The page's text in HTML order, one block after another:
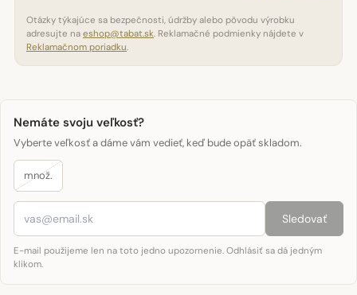
Otázky týkajúce sa bezpečnosti, údržby alebo pôvodu výrobku
adresujte na eshop@tabat.sk. Reklamačné podmienky nájdete v
Reklamačnom poriadku.
Nemáte svoju veľkosť?
Vyberte veľkosť a dáme vám vedieť, keď bude opäť skladom.
množ.
Sledovať
E-mail použijeme len na toto jedno upozornenie. Odhlásiť sa dá jedným
klikom.